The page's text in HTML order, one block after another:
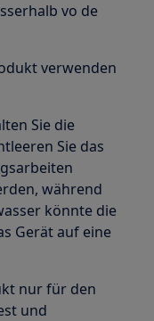
vo de
verwenden
Sie die
Sie das
während
könnte die
Gerät auf eine
nur für den
und